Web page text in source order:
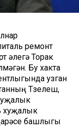
ремонт
әлегә Торак
Бу хакта
узган
Төзелеш,
хуҗалык
башлыгы